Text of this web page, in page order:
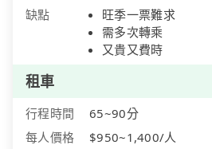
缺點
旺季一票難求
需多次轉乘
又貴又費時
租車
行程時間
65~90分
每人價格
$950~1,400/人